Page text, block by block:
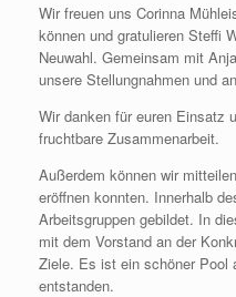
Wir freuen uns Corinna
können und gratulieren Steffi
Neuwahl. Gemeinsam mit
unsere Stellungnahmen und
Wir danken für euren Einsatz
fruchtbare Zusammenarbeit.
Außerdem können wir
eröffnen konnten. Innerhalb
Arbeitsgruppen gebildet. In
mit dem Vorstand an der
Ziele. Es ist ein schöner Pool
entstanden.